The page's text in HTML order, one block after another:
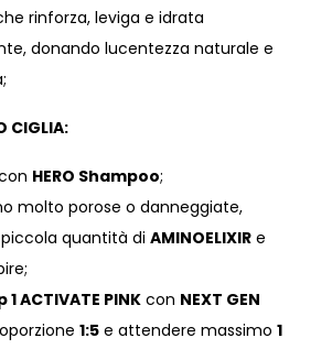
rinforza, leviga e idrata
donando lucentezza naturale e
CIGLIA:
HERO Shampoo;
molto porose o danneggiate,
quantità di AMINOELIXIR e
1 ACTIVATE PINK con NEXT GEN
1:5 e attendere massimo 1